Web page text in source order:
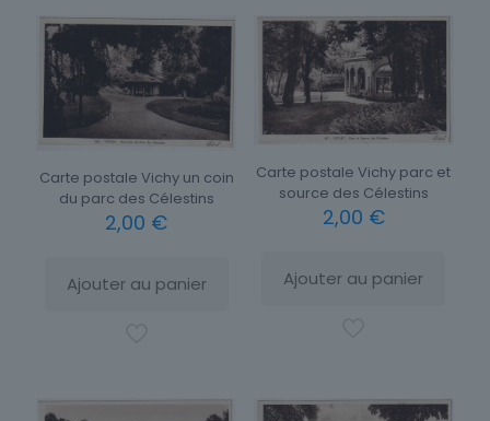
Carte postale Vichy un coin
du parc des Célestins
2,00 €
Ajouter au panier
Carte postale Vichy parc et
source des Célestins
2,00 €
Ajouter au panier